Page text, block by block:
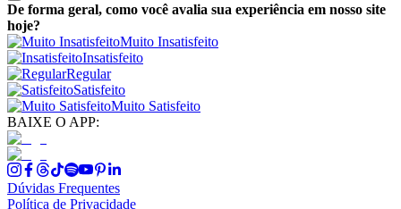
De forma geral, como você avalia sua experiência em nosso site
hoje?
Muito Insatisfeito
Insatisfeito
Regular
Satisfeito
Muito Satisfeito
BAIXE O APP:
Dúvidas Frequentes
Política de Privacidade